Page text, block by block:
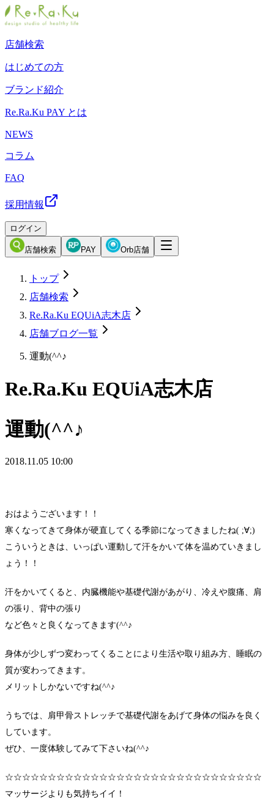
店舗検索
はじめての方
ブランド紹介
Re.Ra.Ku PAY とは
NEWS
コラム
FAQ
採用情報
ログイン
店舗検索 PAY Orb店舗
トップ
店舗検索
Re.Ra.Ku EQUiA志木店
店舗ブログ一覧
運動(^^♪
Re.Ra.Ku EQUiA志木店
運動(^^♪
2018.11.05 10:00
おはようございます！！
寒くなってきて身体が硬直してくる季節になってきましたね( ;∀;)
こういうときは、いっぱい運動して汗をかいて体を温めていきまし
ょう！！
汗をかいてくると、内臓機能や基礎代謝があがり、冷えや腹痛、肩
の張り、背中の張り
など色々と良くなってきます(^^♪
身体が少しずつ変わってくることにより生活や取り組み方、睡眠の
質が変わってきます。
メリットしかないですね(^^♪
うちでは、肩甲骨ストレッチで基礎代謝をあげて身体の悩みを良く
しています。
ぜひ、一度体験してみて下さいね(^^♪
☆☆☆☆☆☆☆☆☆☆☆☆☆☆☆☆☆☆☆☆☆☆☆☆☆☆☆☆☆☆
マッサージよりも気持ちイイ！